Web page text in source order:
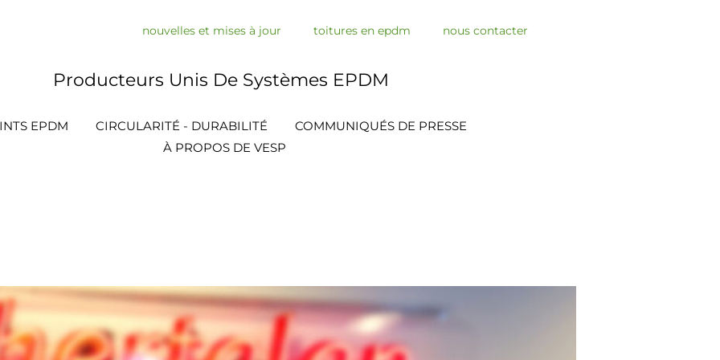
nouvelles et mises à jour toitures en epdm nous contacter
Producteurs Unis De Systèmes EPDM
EPDM CIRCULARITÉ - DURABILITÉ
COMMUNIQUÉS DE PRESSE
À PROPOS DE VESP